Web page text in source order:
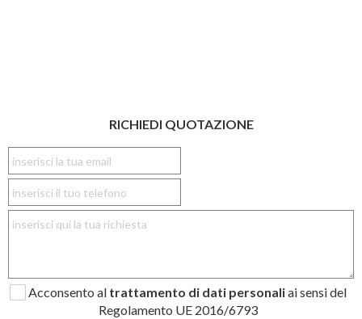
RICHIEDI QUOTAZIONE
Acconsento al trattamento di dati personaliai sensi del
Regolamento UE 2016/6793